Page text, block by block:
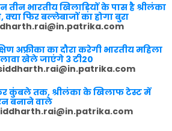
तीन भारतीय खिलाड़ियों के पास है श्रीलंका
फिर बल्लेबाजों का होगा बुरा
अफ्रीका का दौरा करेगी भारतीय महिला
खेले जाएंगे 3 टी20
कुंबले तक, श्रीलंका के खिलाफ टेस्ट में
बनाने वाले